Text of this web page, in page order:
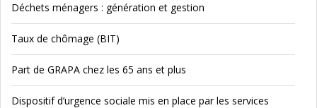
Déchets ménagers : génération et gestion
Taux de chômage (BIT)
Part de GRAPA chez les 65 ans et plus
Dispositif d’urgence sociale mis en place par les services